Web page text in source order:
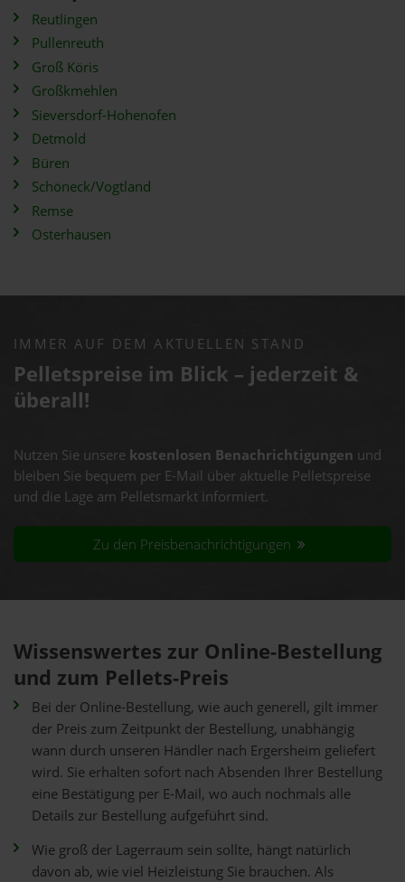
Reutlingen
Pullenreuth
Groß Köris
Großkmehlen
Sieversdorf-Hohenofen
Detmold
Büren
Schöneck/Vogtland
Remse
Osterhausen
IMMER AUF DEM AKTUELLEN STAND
Pelletspreise im Blick – jederzeit &
überall!
Nutzen Sie unsere kostenlosen Benachrichtigungen und
bleiben Sie bequem per E-Mail über aktuelle Pelletspreise
und die Lage am Pelletsmarkt informiert.
Zu den Preisbenachrichtigungen
Wissenswertes zur Online-Bestellung
und zum Pellets-Preis
Bei der Online-Bestellung, wie auch generell, gilt immer
der Preis zum Zeitpunkt der Bestellung, unabhängig
wann durch unseren Händler nach Ergersheim geliefert
wird. Sie erhalten sofort nach Absenden Ihrer Bestellung
eine Bestätigung per E-Mail, wo auch nochmals alle
Details zur Bestellung aufgeführt sind.
Wie groß der Lagerraum sein sollte, hängt natürlich
davon ab, wie viel Heizleistung Sie brauchen. Als